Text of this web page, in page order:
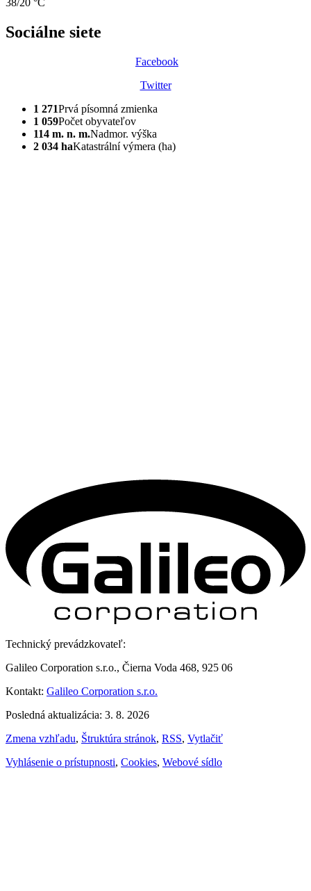
38/20 °C
Sociálne siete
Facebook
Twitter
1 271Prvá písomná zmienka
1 059Počet obyvateľov
114 m. n. m.Nadmor. výška
2 034 haKatastrální výmera (ha)
Technický prevádzkovateľ:
Galileo Corporation s.r.o., Čierna Voda 468, 925 06
Kontakt: Galileo Corporation s.r.o.
Posledná aktualizácia: 3. 8. 2026
Zmena vzhľadu, Štruktúra stránok, RSS, Vytlačiť
Vyhlásenie o prístupnosti, Cookies, Webové sídlo